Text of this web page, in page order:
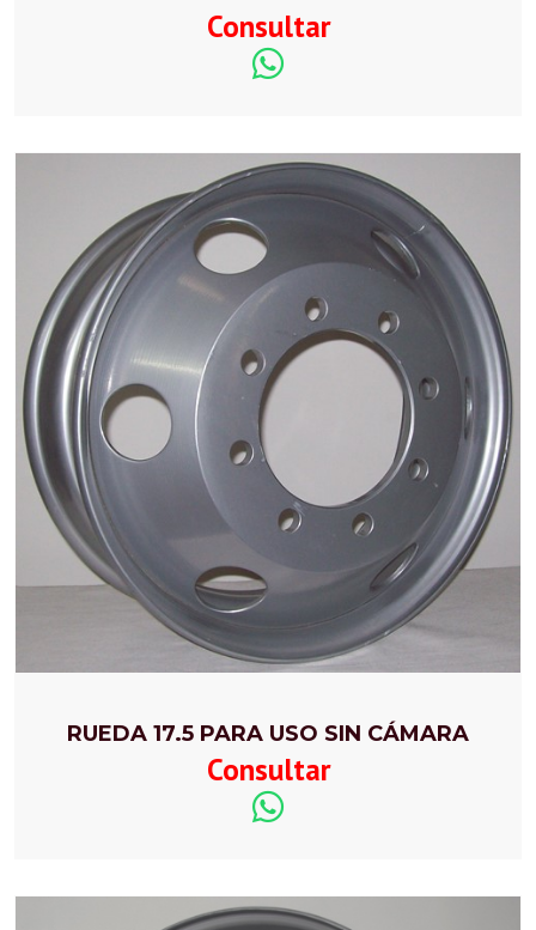
Consultar
RUEDA 17.5 PARA USO SIN CÁMARA
Consultar